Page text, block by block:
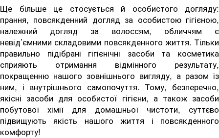
Ще більше це стосується й особистого догляду:
прання, повсякденний догляд за особистою гігієною,
належний догляд за волоссям, обличчям є
невід’ємними складовими повсякденного життя. Тільки
правильно підібрані гігієнічні засоби та косметика
сприяють отримання відмінного результату,
покращенню нашого зовнішнього вигляду, а разом із
ним, і внутрішнього самопочуття. Тому, безперечно,
якісні засоби для особистої гігієни, а також засоби
побутової хімії для домашньої чистоти, суттєво
підвищують якість нашого життя і повсякденного
комфорту!